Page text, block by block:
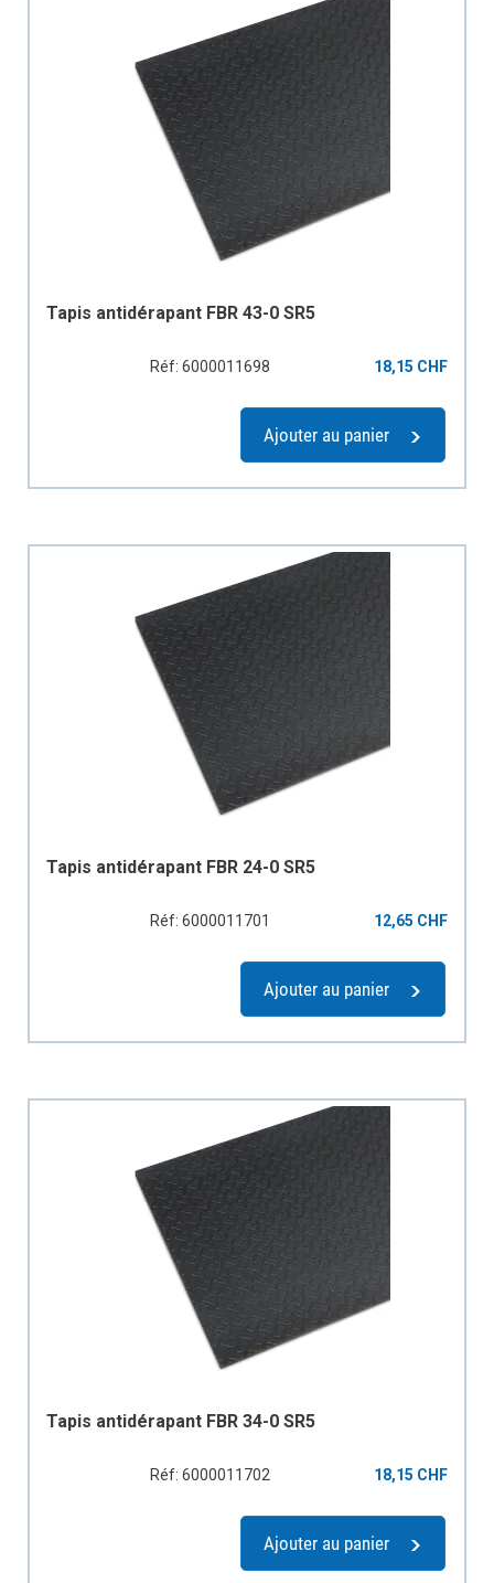
Tapis antidérapant FBR 43-0 SR5
Réf: 6000011698 18,15 CHF
Ajouter au panier
Tapis antidérapant FBR 24-0 SR5
Réf: 6000011701 12,65 CHF
Ajouter au panier
Tapis antidérapant FBR 34-0 SR5
Réf: 6000011702 18,15 CHF
Ajouter au panier